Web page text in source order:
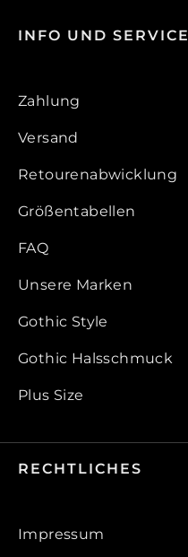
INFO UND SERVICE
Zahlung
Versand
Retourenabwicklung
Größentabellen
FAQ
Unsere Marken
Gothic Style
Gothic Halsschmuck
Plus Size
RECHTLICHES
Impressum